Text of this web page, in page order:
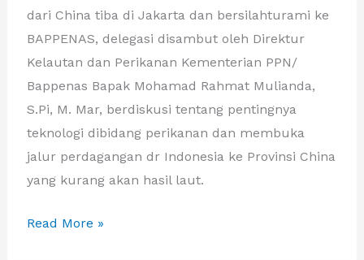
dari China tiba di Jakarta dan bersilahturami ke
BAPPENAS, delegasi disambut oleh Direktur
Kelautan dan Perikanan Kementerian PPN/
Bappenas Bapak Mohamad Rahmat Mulianda,
S.Pi, M. Mar, berdiskusi tentang pentingnya
teknologi dibidang perikanan dan membuka
jalur perdagangan dr Indonesia ke Provinsi China
yang kurang akan hasil laut.
Southeast
Read More »